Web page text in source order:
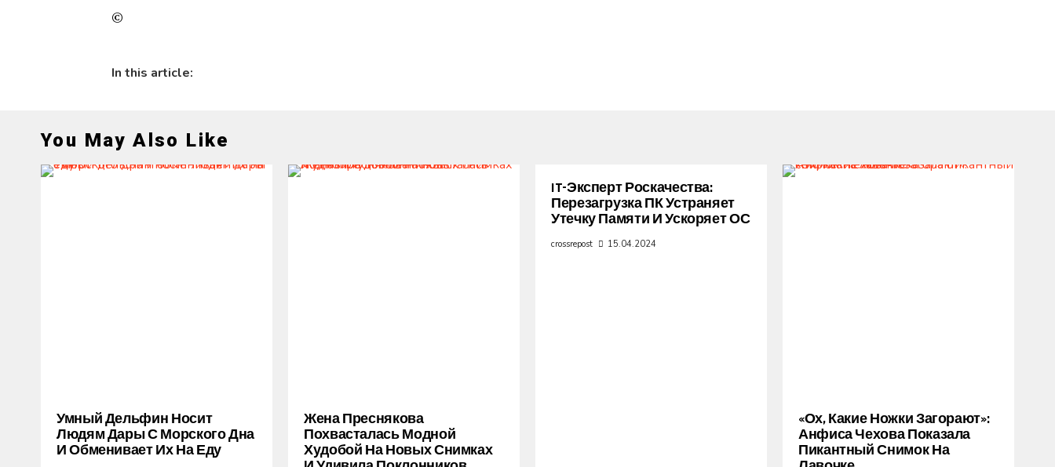
©
In this article:
You May Also Like
Умный Дельфин Носит
Людям Дары С Морского Дна
И Обменивает Их На Еду
Жена Преснякова
Похвасталась Модной
Худобой На Новых Снимках
IT-Эксперт Роскачества:
Перезагрузка ПК Устраняет
Утечку Памяти И Ускоряет ОС
crossrepost 15.04.2024
«Ох, Какие Ножки Загорают»:
Анфиса Чехова Показала
Пикантный Снимок На